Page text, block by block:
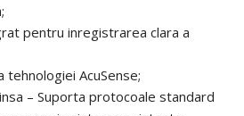
pentru inregistrarea clara a
AcuSense;
– Suporta protocoale standard